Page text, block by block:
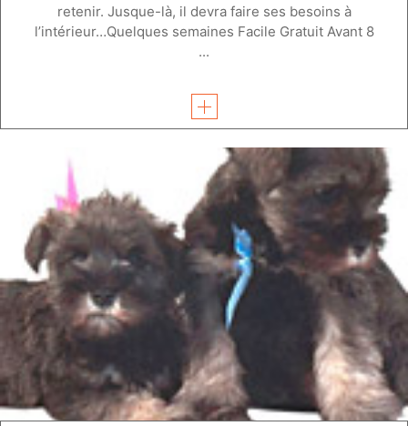
retenir. Jusque-là, il devra faire ses besoins à
l’intérieur…Quelques semaines Facile Gratuit Avant 8
...